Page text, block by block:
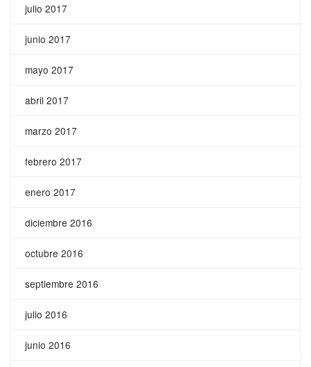
julio 2017
junio 2017
mayo 2017
abril 2017
marzo 2017
febrero 2017
enero 2017
diciembre 2016
octubre 2016
septiembre 2016
julio 2016
junio 2016